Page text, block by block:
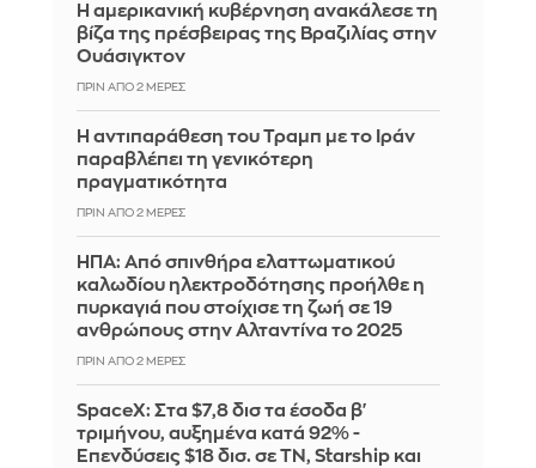
Η αμερικανική κυβέρνηση ανακάλεσε τη
βίζα της πρέσβειρας της Βραζιλίας στην
Ουάσιγκτον
ΠΡΙΝ ΑΠΌ 2 ΜΈΡΕΣ
Η αντιπαράθεση του Τραμπ με το Ιράν
παραβλέπει τη γενικότερη
πραγματικότητα
ΠΡΙΝ ΑΠΌ 2 ΜΈΡΕΣ
ΗΠΑ: Από σπινθήρα ελαττωματικού
καλωδίου ηλεκτροδότησης προήλθε η
πυρκαγιά που στοίχισε τη ζωή σε 19
ανθρώπους στην Αλταντίνα το 2025
ΠΡΙΝ ΑΠΌ 2 ΜΈΡΕΣ
SpaceX: Στα $7,8 δισ τα έσοδα β'
τριμήνου, αυξημένα κατά 92% -
Επενδύσεις $18 δισ. σε ΤΝ, Starship και